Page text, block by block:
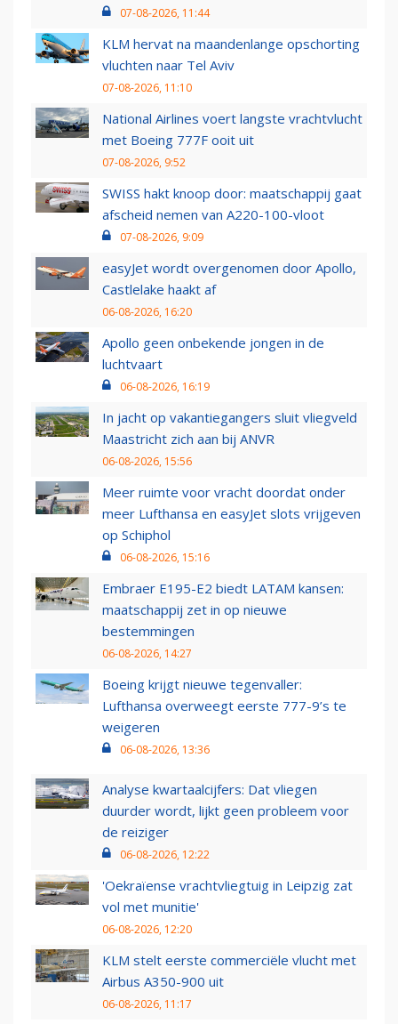
07-08-2026, 11:44
KLM hervat na maandenlange opschorting
vluchten naar Tel Aviv
07-08-2026, 11:10
National Airlines voert langste vrachtvlucht
met Boeing 777F ooit uit
07-08-2026, 9:52
SWISS hakt knoop door: maatschappij gaat
afscheid nemen van A220-100-vloot
07-08-2026, 9:09
easyJet wordt overgenomen door Apollo,
Castlelake haakt af
06-08-2026, 16:20
Apollo geen onbekende jongen in de
luchtvaart
06-08-2026, 16:19
In jacht op vakantiegangers sluit vliegveld
Maastricht zich aan bij ANVR
06-08-2026, 15:56
Meer ruimte voor vracht doordat onder
meer Lufthansa en easyJet slots vrijgeven
op Schiphol
06-08-2026, 15:16
Embraer E195-E2 biedt LATAM kansen:
maatschappij zet in op nieuwe
bestemmingen
06-08-2026, 14:27
Boeing krijgt nieuwe tegenvaller:
Lufthansa overweegt eerste 777-9’s te
weigeren
06-08-2026, 13:36
Analyse kwartaalcijfers: Dat vliegen
duurder wordt, lijkt geen probleem voor
de reiziger
06-08-2026, 12:22
'Oekraïense vrachtvliegtuig in Leipzig zat
vol met munitie'
06-08-2026, 12:20
KLM stelt eerste commerciële vlucht met
Airbus A350-900 uit
06-08-2026, 11:17